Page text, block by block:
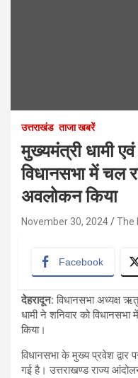
उत्तराखंड ताजा खबरें
मुख्यमंत्री धामी
विधानसभा में चल
अवलोकन किया
November 30, 2024 The
Facebook
देहरादून:विधानसभा अध्यक्ष
धामी ने शनिवार को विधानसभा
किया।
विधानसभा के मुख्य प्रवेश द्वार
गई है। उत्तराखण्ड राज्य